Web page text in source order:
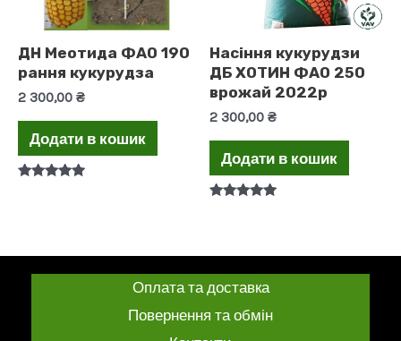
ДН Меотида ФАО 190
рання кукурудза
2 300,00 ₴
Додати в кошик
Насіння кукурудзи
ДБ ХОТИН ФАО 250
врожай 2022р
2 300,00 ₴
Додати в кошик
Оплата та доставка
Повернення та обмін